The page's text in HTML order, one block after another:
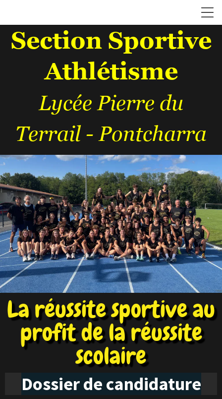
Section Sportive
Athlétisme
Lycée Pierre du
Terrail - Pontcharra
La réussite sportive au
profit de la réussite
scolaire
Dossier de candidature